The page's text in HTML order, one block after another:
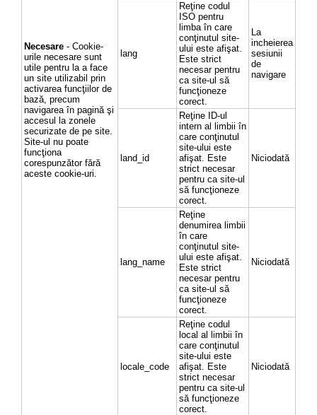
Necesare - Cookie-
urile necesare sunt
utile pentru la a face
un site utilizabil prin
activarea funcţiilor de
bază, precum
navigarea în pagină şi
accesul la zonele
securizate de pe site.
Site-ul nu poate
funcţiona
corespunzător fără
aceste cookie-uri.
lang
Reţine codul
ISO pentru
limba în care
conţinutul site-
ului este afişat.
Este strict
necesar pentru
ca site-ul să
funcţioneze
corect.
La
incheierea
sesiunii
de
navigare
land_id
Reţine ID-ul
intern al limbii în
care conţinutul
site-ului este
afişat. Este
strict necesar
pentru ca site-ul
să funcţioneze
corect.
Niciodată
lang_name
Reţine
denumirea limbii
în care
conţinutul site-
ului este afişat.
Este strict
necesar pentru
ca site-ul să
funcţioneze
corect.
Niciodată
locale_code
Reţine codul
local al limbii în
care conţinutul
site-ului este
afişat. Este
strict necesar
pentru ca site-ul
să funcţioneze
corect.
Niciodată